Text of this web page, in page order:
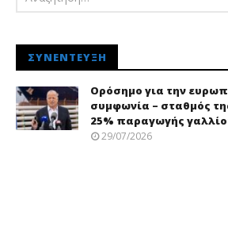
ΣΥΝΈΝΤΕΥΞΗ
Ορόσημο για την
συμφωνία – σταθμός
25% παραγωγής
29/07/2026